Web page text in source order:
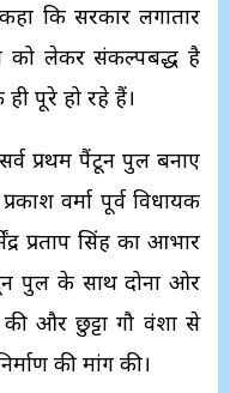
कि सरकार लगातार
को लेकर संकल्पबद्ध है
पूरे हो रहे हैं।
प्रथम पैंटून पुल बनाए
वर्मा पूर्व विधायक
प्रताप सिंह का आभार
पुल के साथ दोनों ओर
और छुट्टा गौ वंशों से
की मांग की।